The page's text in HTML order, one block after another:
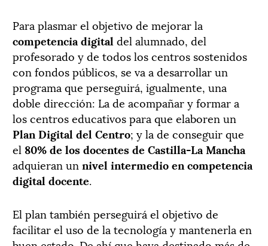
Para plasmar el objetivo de mejorar la
competencia digital del alumnado, del
profesorado y de todos los centros sostenidos
con fondos públicos, se va a desarrollar un
programa que perseguirá, igualmente, una
doble dirección: La de acompañar y formar a
los centros educativos para que elaboren un
Plan Digital del Centro; y la de conseguir que
el 80% de los docentes de Castilla-La Mancha
adquieran un nivel intermedio en competencia
digital docente.
El plan también perseguirá el objetivo de
facilitar el uso de la tecnología y mantenerla en